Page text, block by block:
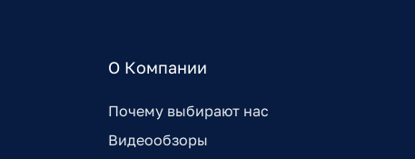
О Компании
Почему выбирают нас
Видеообзоры